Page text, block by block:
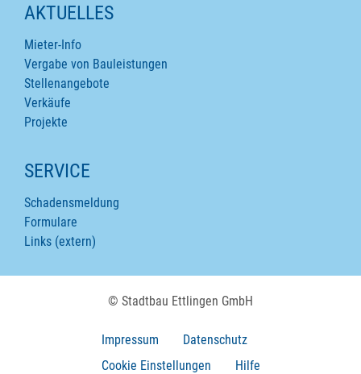
AKTUELLES
Mieter-Info
Vergabe von Bauleistungen
Stellenangebote
Verkäufe
Projekte
SERVICE
Schadensmeldung
Formulare
Links (extern)
© Stadtbau Ettlingen GmbH
Impressum
Datenschutz
Cookie Einstellungen
Hilfe